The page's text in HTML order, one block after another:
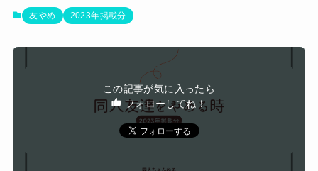
夫さん、妻に「天井のシミ数えてれば終わるで
可愛すぎるおむすび屋さん（28）、新店舗に4000
万円クラファンした成功した結果弱男集団から叩
かれてしまうｗｗｗｗ
ホリエモン「面接でさ、納豆パックの薄いフィル
ムって何のために入っていの？って聞くわけ」
Powered by livedoor 相互RSS
友やめ 2023年掲載分
この記事が気に入ったら
フォローしてね！